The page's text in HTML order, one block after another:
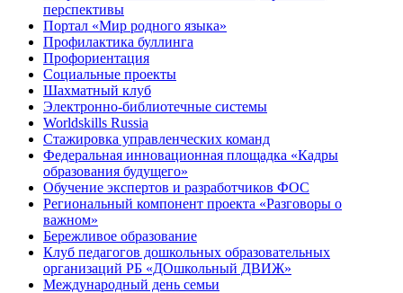
перспективы
Портал «Мир родного языка»
Профилактика буллинга
Профориентация
Социальные проекты
Шахматный клуб
Электронно-библиотечные системы
Worldskills Russia
Стажировка управленческих команд
Федеральная инновационная площадка «Кадры
образования будущего»
Обучение экспертов и разработчиков ФОС
Региональный компонент проекта «Разговоры о
важном»
Бережливое образование
Клуб педагогов дошкольных образовательных
организаций РБ «ДОшкольный ДВИЖ»
Международный день семьи